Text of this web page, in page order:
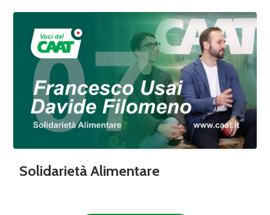
Solidarietà Alimentare